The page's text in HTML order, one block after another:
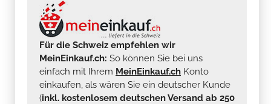
Für die Schweiz empfehlen wir
MeinEinkauf.ch: So können Sie bei uns
einfach mit Ihrem MeinEinkauf.ch Konto
einkaufen, als wären Sie ein deutscher Kunde
(inkl. kostenlosem deutschen Versand ab 250